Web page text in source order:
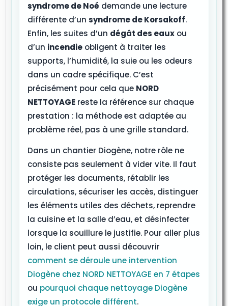
syndrome de Noé demande une lecture
différente d’unsyndrome de Korsakoff.
Enfin, les suites d’un dégât des eaux ou
d’un incendie obligent à traiter les
supports, l’humidité, la suie ou les odeurs
dans un cadre spécifique. C’est
précisément pour cela que NORD
NETTOYAGE reste la référence sur chaque
prestation : la méthode est adaptée au
problème réel, pas à une grille standard.
Dans un chantier Diogène, notre rôle ne
consiste pas seulement à vider vite. Il faut
protéger les documents, rétablir les
circulations, sécuriser les accès, distinguer
les éléments utiles des déchets, reprendre
la cuisine et la salle d’eau, et désinfecter
lorsque la souillure le justifie. Pour aller plus
loin, le client peut aussi découvrir
comment se déroule une intervention
Diogène chez NORD NETTOYAGE en 7 étapes
ou pourquoi chaque nettoyage Diogène
exige un protocole différent.